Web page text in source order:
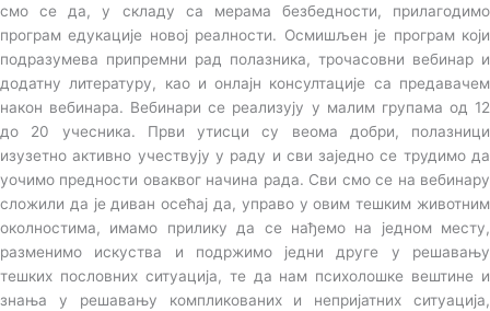
смо се да, у складу са мерама безбедности, прилагодимо
програм едукације новој реалности. Осмишљен је програм који
подразумева припремни рад полазника, трочасовни вебинар и
додатну литературу, као и онлајн консултације са предавачем
након вебинара. Вебинари се реализују у малим групама од 12
до 20 учесника. Први утисци су веома добри, полазници
изузетно активно учествују у раду и сви заједно се трудимо да
уочимо предности оваквог начина рада. Сви смо се на вебинару
сложили да је диван осећај да, управо у овим тешким животним
околностима, имамо прилику да се нађемо на једном месту,
разменимо искуства и подржимо једни друге у решавању
тешких пословних ситуација, те да нам психолошке вештине и
знања у решавању компликованих и непријатних ситуација,